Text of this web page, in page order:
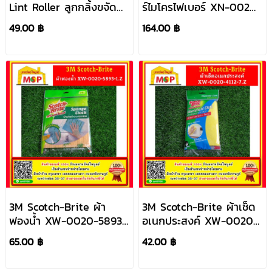
Lint Roller ลูกกลิ้งขจัด
ฝุ่น 30 แผ่น XW-0020-
6365-9.Z
49.00 ฿
ร์ไมโครไฟเบอร์ XN-0020-
2237-6
164.00 ฿
3M Scotch-Brite ผ้า
ฟองน้ำ XW-0020-5893-
1.Z
65.00 ฿
3M Scotch-Brite ผ้าเช็ด
อเนกประสงค์ XW-0020-
4112-7.Z
42.00 ฿